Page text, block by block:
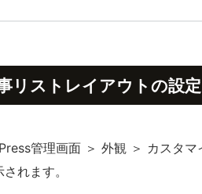
リストレイアウトの設定
管理画面 ＞ 外観 ＞ カスタ
れます。